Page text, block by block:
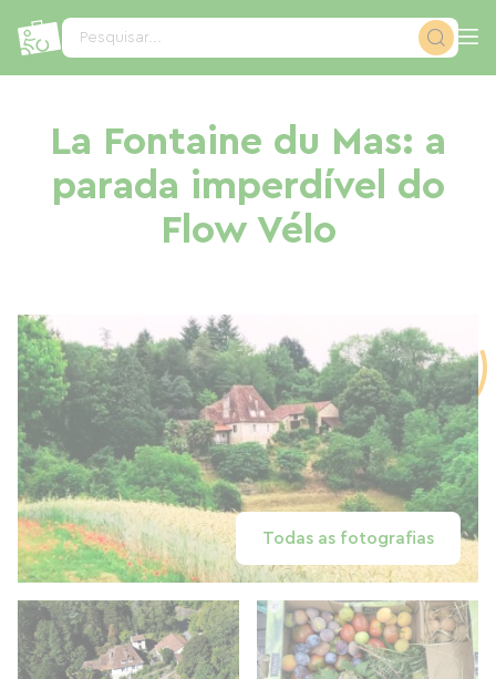
Pesquisar...
La Fontaine du Mas: a
parada imperdível do
Flow Vélo
Todas as fotografias
Painel de Gerenciamento de Cookies